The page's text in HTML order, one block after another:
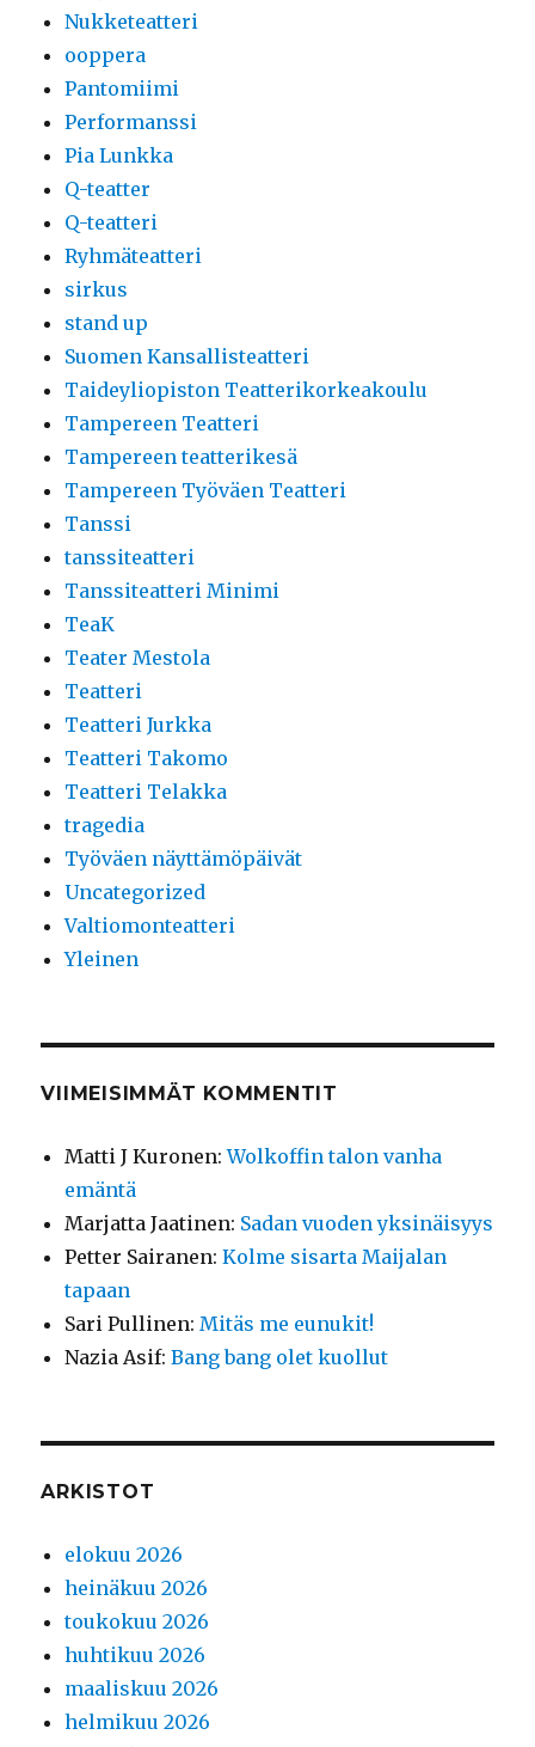
Nukketeatteri
ooppera
Pantomiimi
Performanssi
Pia Lunkka
Q-teatter
Q-teatteri
Ryhmäteatteri
sirkus
stand up
Suomen Kansallisteatteri
Taideyliopiston Teatterikorkeakoulu
Tampereen Teatteri
Tampereen teatterikesä
Tampereen Työväen Teatteri
Tanssi
tanssiteatteri
Tanssiteatteri Minimi
TeaK
Teater Mestola
Teatteri
Teatteri Jurkka
Teatteri Takomo
Teatteri Telakka
tragedia
Työväen näyttämöpäivät
Uncategorized
Valtiomonteatteri
Yleinen
VIIMEISIMMÄT KOMMENTIT
Matti J Kuronen:Wolkoffin talon vanha
emäntä
Marjatta Jaatinen: Sadan vuoden yksinäisyys
Petter Sairanen:Kolme sisarta Maijalan
tapaan
Sari Pullinen:Mitäs me eunukit!
Nazia Asif:Bang bang olet kuollut
ARKISTOT
elokuu 2026
heinäkuu 2026
toukokuu 2026
huhtikuu 2026
maaliskuu 2026
helmikuu 2026